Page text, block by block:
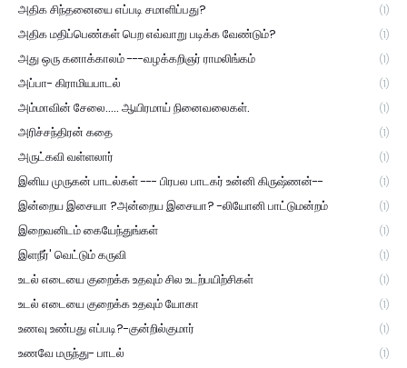
அதிக சிந்தனையை எப்படி சமாளிப்பது? (1)
அதிக மதிப்பெண்கள் பெற எவ்வாறு படிக்க வேண்டும்? (1)
அது ஒரு கனாக்காலம் ---வழக்கறிஞர் ராமலிங்கம் (1)
அப்பா- கிராமியபாடல் (1)
அம்மாவின் சேலை..... ஆயிரமாய் நினைவலைகள். (1)
அரிச்சந்திரன் கதை (1)
அருட்கவி வள்ளலார் (1)
இனிய முருகன் பாடல்கள் --- பிரபல பாடகர் உன்னி கிருஷ்ணன்-- (1)
இன்றைய இசையா ?அன்றைய இசையா? -லியோனி பாட்டுமன்றம் (1)
இறைவனிடம் கையேந்துங்கள் (1)
இளநீர்' வெட்டும் கருவி (1)
உடல் எடையை குறைக்க உதவும் சில உடற்பயிற்சிகள் (1)
உடல் எடையை குறைக்க உதவும் யோகா (1)
உணவு உண்பது எப்படி?-குன்றில்குமார் (1)
உணவே மருந்து- பாடல் (1)